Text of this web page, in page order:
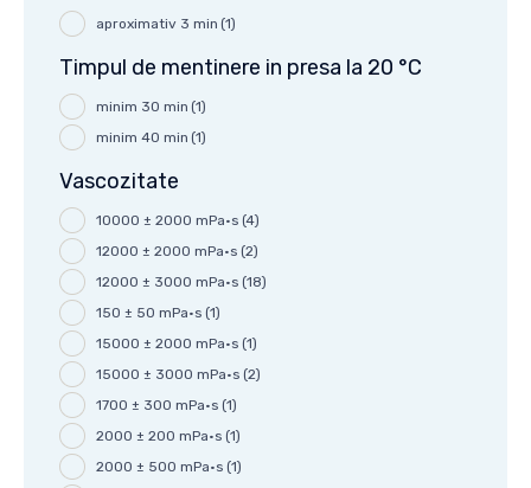
aproximativ 3 min (1)
Timpul de mentinere in presa la 20 °C
minim 30 min (1)
minim 40 min (1)
Vascozitate
10000 ± 2000 mPa·s (4)
12000 ± 2000 mPa·s (2)
12000 ± 3000 mPa·s (18)
150 ± 50 mPa·s (1)
15000 ± 2000 mPa·s (1)
15000 ± 3000 mPa·s (2)
1700 ± 300 mPa·s (1)
2000 ± 200 mPa·s (1)
2000 ± 500 mPa·s (1)